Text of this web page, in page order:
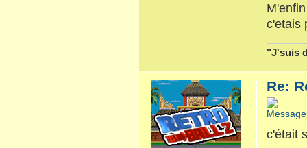
c'etais
"J'suis
Re:
c'était